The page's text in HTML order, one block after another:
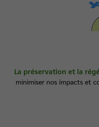
La préservation et la
minimiser nos impacts et